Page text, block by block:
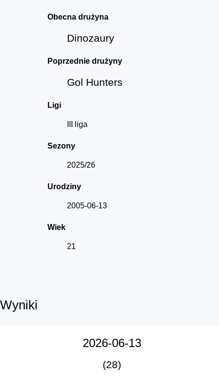
Obecna drużyna
Dinozaury
Poprzednie drużyny
Gol Hunters
Ligi
III liga
Sezony
2025/26
Urodziny
2005-06-13
Wiek
21
Wyniki
2026-06-13
(28)